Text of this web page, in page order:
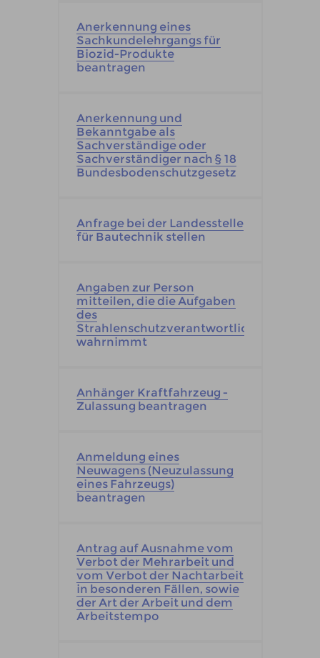
Anerkennung eines
Sachkundelehrgangs für
Biozid-Produkte
beantragen
Anerkennung und
Bekanntgabe als
Sachverständige oder
Sachverständiger nach § 18
Bundesbodenschutzgesetz
Anfrage bei der Landesstelle
für Bautechnik stellen
Angaben zur Person
mitteilen, die die Aufgaben
des
Strahlenschutzverantwortlichen
wahrnimmt
Anhänger Kraftfahrzeug -
Zulassung beantragen
Anmeldung eines
Neuwagens (Neuzulassung
eines Fahrzeugs)
beantragen
Antrag auf Ausnahme vom
Verbot der Mehrarbeit und
vom Verbot der Nachtarbeit
in besonderen Fällen, sowie
der Art der Arbeit und dem
Arbeitstempo